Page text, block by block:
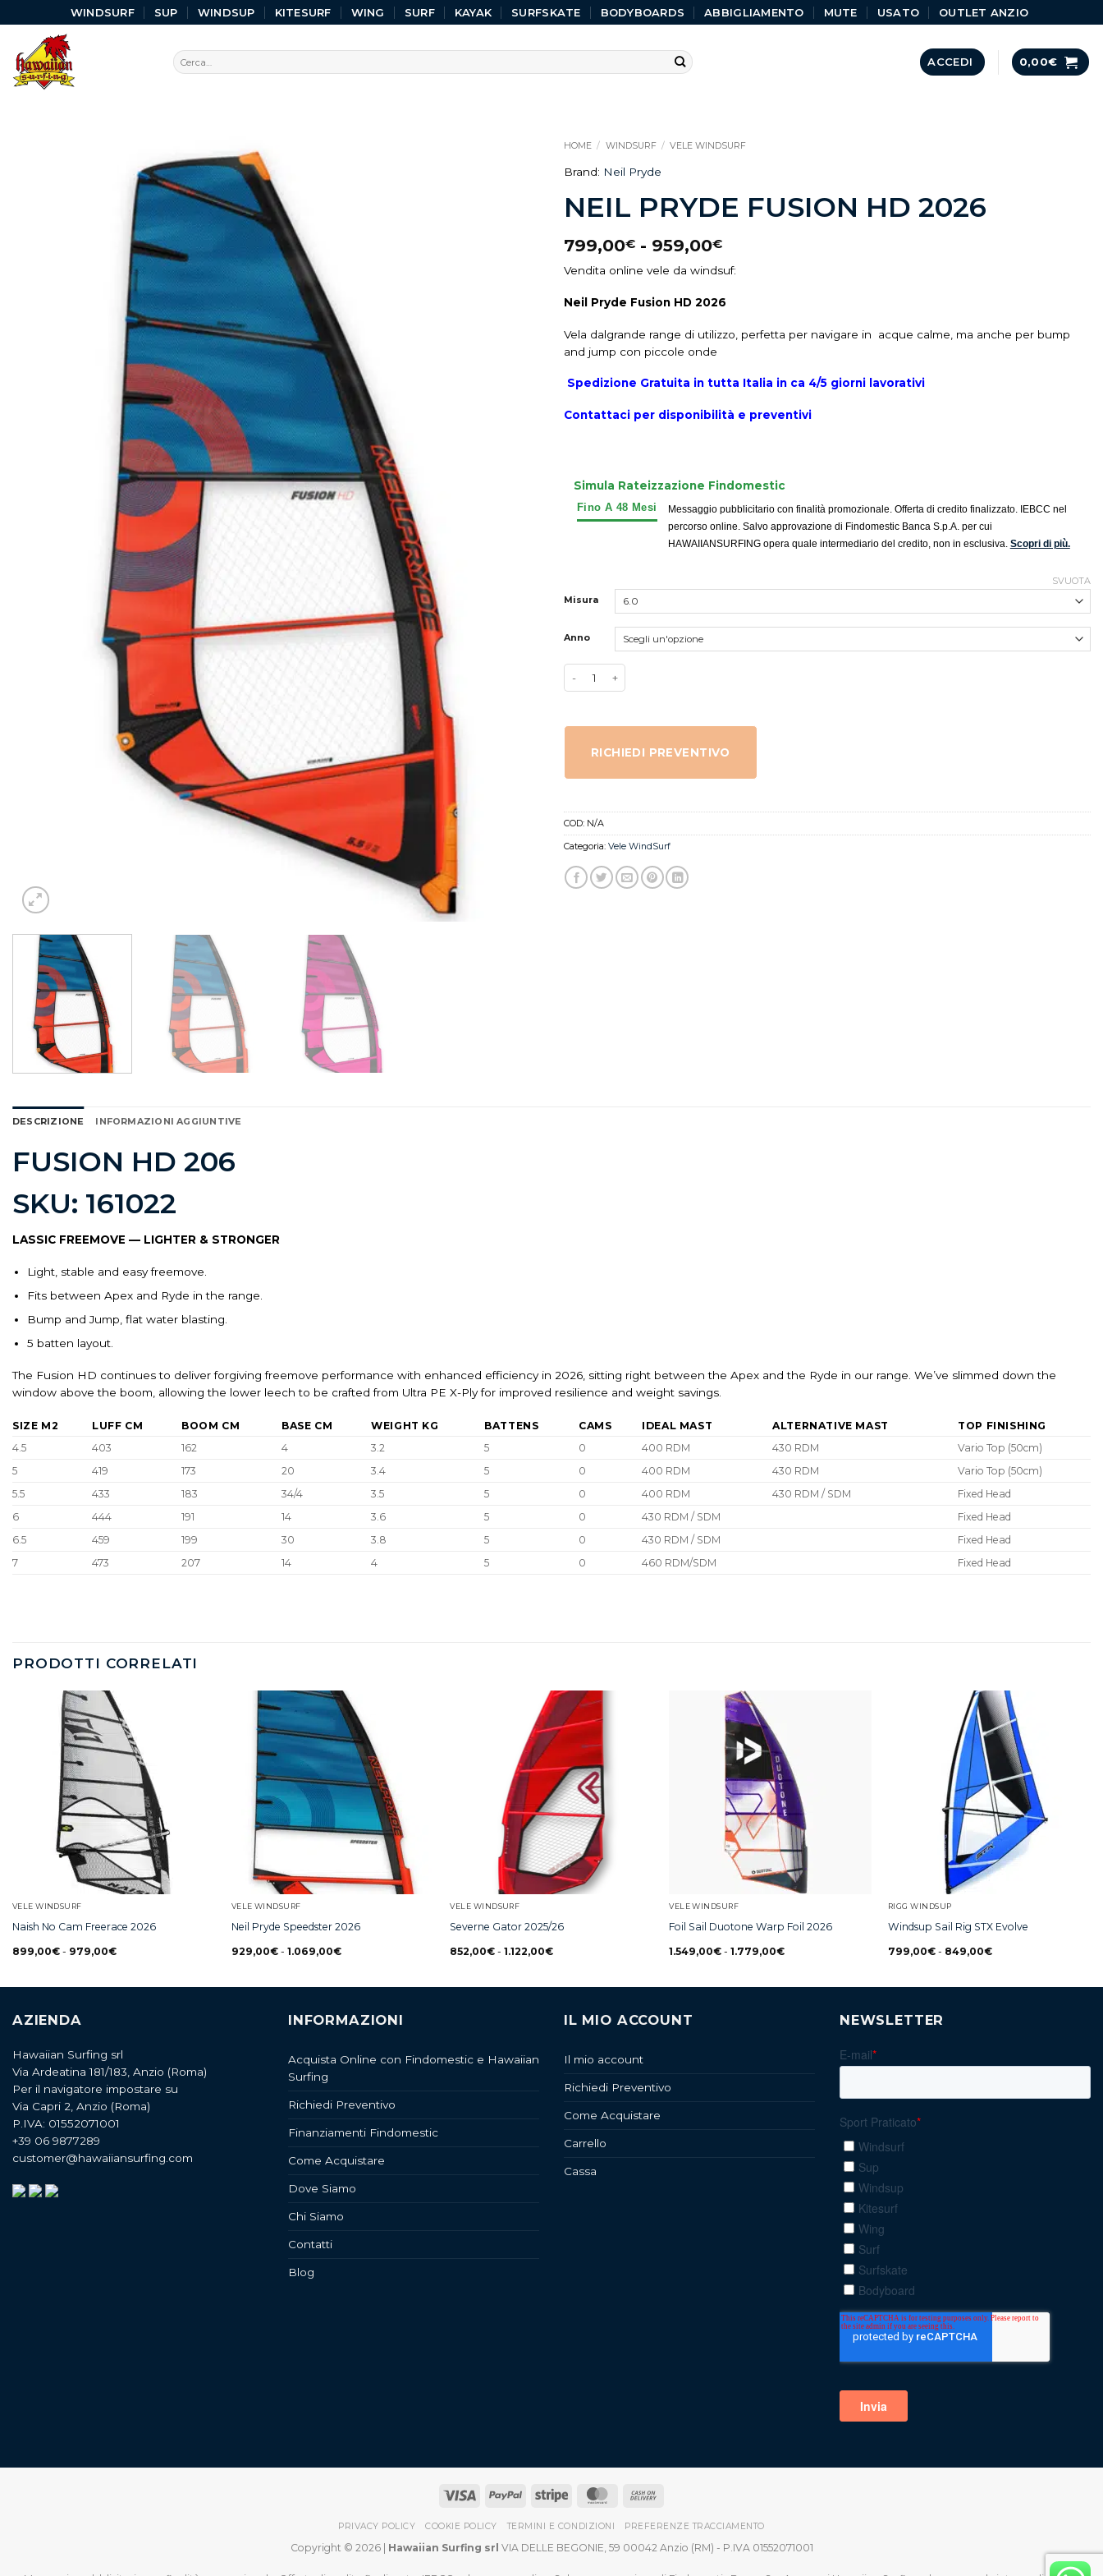
WINDSURF SUP WINDSUP KITESURF WING SURF KAYAK SURFSKATE BODYBOARDS ABBIGLIAMENTO MUTE USATO OUTLET ANZIO
ACCEDI 0,00€
HOME / WINDSURF / VELE WINDSURF
Brand: Neil Pryde
NEIL PRYDE FUSION HD 2026
799,00€ - 959,00€
Vendita online vele da windsuf:
Neil Pryde Fusion HD 2026
Vela dalgrande range di utilizzo, perfetta per navigare in acque calme, ma anche per bump
and jump con piccole onde
Spedizione Gratuita in tutta Italia in ca 4/5 giorni lavorativi
Contattaci per disponibilità e preventivi
Simula Rateizzazione Findomestic
Messaggio pubblicitario con finalità promozionale. Offerta di credito finalizzato. IEBCC nel
percorso online. Salvo approvazione di Findomestic Banca S.p.A. per cui
HAWAIIANSURFING opera quale intermediario del credito, non in esclusiva. Scopri di più.
Misura
Anno
SVUOTA
RICHIEDI PREVENTIVO
COD: N/A
Categoria: Vele WindSurf
DESCRIZIONE INFORMAZIONI AGGIUNTIVE
FUSION HD 206
SKU: 161022
LASSIC FREEMOVE — LIGHTER & STRONGER
Light, stable and easy freemove.
Fits between Apex and Ryde in the range.
Bump and Jump, flat water blasting.
5 batten layout.
The Fusion HD continues to deliver forgiving freemove performance with enhanced efficiency in 2026, sitting right between the Apex and the Ryde in our range. We’ve slimmed down the
window above the boom, allowing the lower leech to be crafted from Ultra PE X-Ply for improved resilience and weight savings.
SIZE M2 LUFF CM BOOM CM BASE CM WEIGHT KG BATTENS CAMS IDEAL MAST ALTERNATIVE MAST
TOP FINISHING
4.5
403 162 4 3.2 5 0 400 RDM 430 RDM
Vario Top (50cm)
5
419 173 20 3.4 5 0 400 RDM 430 RDM
Vario Top (50cm)
5.5
433 183 34/4 3.5 5 0 400 RDM 430 RDM / SDM
Fixed Head
6
444 191 14 3.6 5 0 430 RDM / SDM
Fixed Head
6.5
459 199 30 3.8 5 0 430 RDM / SDM
Fixed Head
7
473 207 14 4 5 0 460 RDM/SDM Fixed Head
PRODOTTI CORRELATI
VELE WINDSURF
Naish No Cam Freerace 2026
899,00€ - 979,00€
VELE WINDSURF
Neil Pryde Speedster 2026
929,00€ - 1.069,00€
VELE WINDSURF
Severne Gator 2025/26
852,00€ - 1.122,00€
VELE WINDSURF
Foil Sail Duotone Warp Foil 2026
1.549,00€ - 1.779,00€
RIGG WINDSUP
Windsup Sail Rig STX Evolve
799,00€ - 849,00€
AZIENDA
Hawaiian Surfing srl
Via Ardeatina 181/183, Anzio (Roma)
Per il navigatore impostare su
Via Capri 2, Anzio (Roma)
P.IVA: 01552071001
+39 06 9877289
customer@hawaiiansurfing.com
INFORMAZIONI
Acquista Online con Findomestic e Hawaiian
Surfing
Richiedi Preventivo
Finanziamenti Findomestic
Come Acquistare
Dove Siamo
Chi Siamo
Contatti
Blog
IL MIO ACCOUNT
Il mio account
Richiedi Preventivo
Come Acquistare
Carrello
Cassa
NEWSLETTER
PRIVACY POLICY COOKIE POLICY TERMINI E CONDIZIONI PREFERENZE TRACCIAMENTO
Copyright © 2026 | Hawaiian Surfing srl VIA DELLE BEGONIE, 59 00042 Anzio (RM) - P.IVA 01552071001